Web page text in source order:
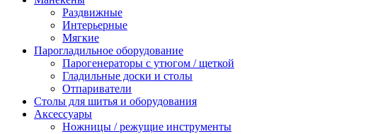
Раздвижные
Интерьерные
Мягкие
Парогладильное оборудование
Парогенераторы с утюгом / щеткой
Гладильные доски и столы
Отпариватели
Столы для шитья и оборудования
Аксессуары
Ножницы / режущие инструменты